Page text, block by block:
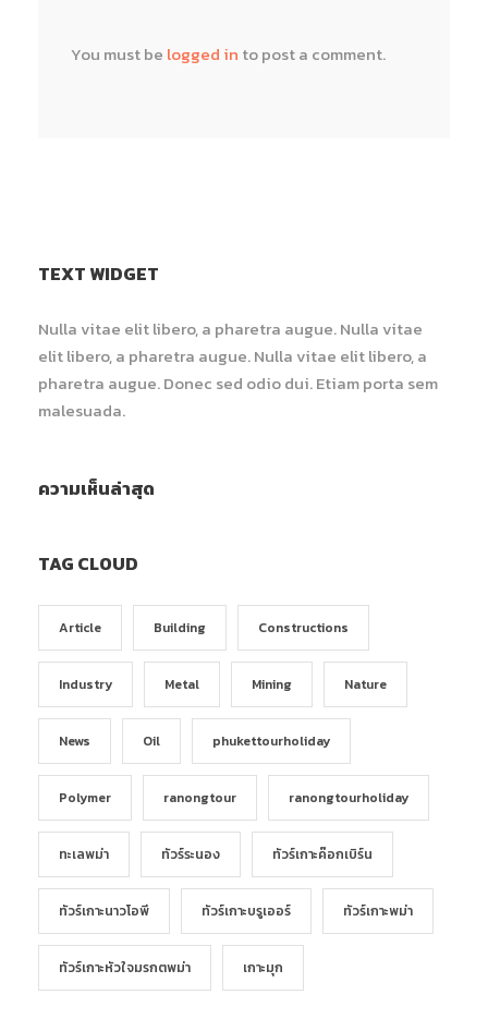
You must be logged in to post a comment.
TEXT WIDGET
Nulla vitae elit libero, a pharetra augue. Nulla vitae
elit libero, a pharetra augue. Nulla vitae elit libero, a
pharetra augue. Donec sed odio dui. Etiam porta sem
malesuada.
ความเห็นล่าสุด
TAG CLOUD
Article Building Constructions
Industry Metal Mining Nature
News Oil phukettourholiday
Polymer ranongtour ranongtourholiday
ทะเลพม่า ทัวร์ระนอง ทัวร์เกาะค๊อกเบิร์น
ทัวร์เกาะนาวโอพี ทัวร์เกาะบรูเออร์ ทัวร์เกาะพม่า
ทัวร์เกาะหัวใจมรกตพม่า เกาะมุก